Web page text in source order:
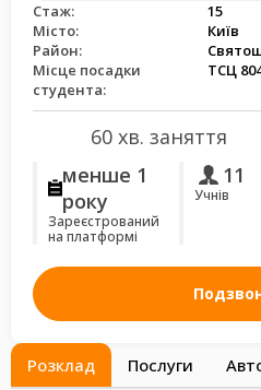
Стаж:
15
Місто:
Київ
Район:
Місце посадки
студента:
ТСЦ
60 хв. заняття
менше 1
року
Зареєстрований
на платформі
11
Учнів
Розклад Послуги